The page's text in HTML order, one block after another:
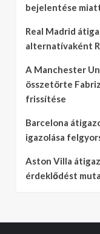
bejelentése
Real Madrid
alternatívaként
A Manchester
összetörte
frissítése
Barcelona
igazolása
Aston Villa
érdeklődést